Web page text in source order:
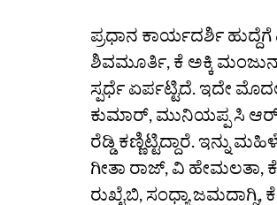
ಪ್ರಧಾನ ಕಾರ್ಯದರ್ಶಿ
ಶಿವಮೂರ್ತಿ, ಕೆ ಅಕ್ಕಿ
ಸ್ಪರ್ಧೆ ಏರ್ಪಟ್ಟಿದೆ. ಇದೇ
ಕುಮಾರ್‌, ಮುನಿಯಪ್ಪ ಸಿ
ರೆಡ್ಡಿ ಕಣ್ಣಿಟ್ಟಿದ್ದಾರೆ.
ಗೀತಾ ರಾಜ್‌, ವಿ ಹೇಮಲತಾ,
ರುಖೈಬಿ, ಸಂಧ್ಯಾ ಜಮದಾಗ್ನಿ,